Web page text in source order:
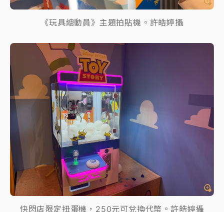
《玩具總動員》主題拍貼機。許皓婷攝
快閃店限定扭蛋機，250元可兌換代幣。許皓婷攝